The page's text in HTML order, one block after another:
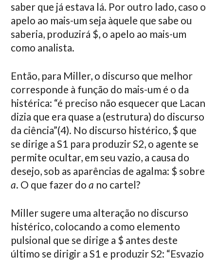
saber que já estava lá. Por outro lado, caso o
apelo ao mais-um seja àquele que sabe ou
saberia, produzirá $, o apelo ao mais-um
como analista.
Então, para Miller, o discurso que melhor
corresponde à função do mais-um é o da
histérica: “é preciso não esquecer que Lacan
dizia que era quase a (estrutura) do discurso
da ciência”(4). No discurso histérico, $ que
se dirige a S1 para produzir S2, o agente se
permite ocultar, em seu vazio, a causa do
desejo, sob as aparências de agalma: $ sobre
a. O que fazer doa no cartel?
Miller sugere uma alteração no discurso
histérico, colocando a como elemento
pulsional que se dirige a $ antes deste
último se dirigir a S1 e produzir S2: “Esvazio